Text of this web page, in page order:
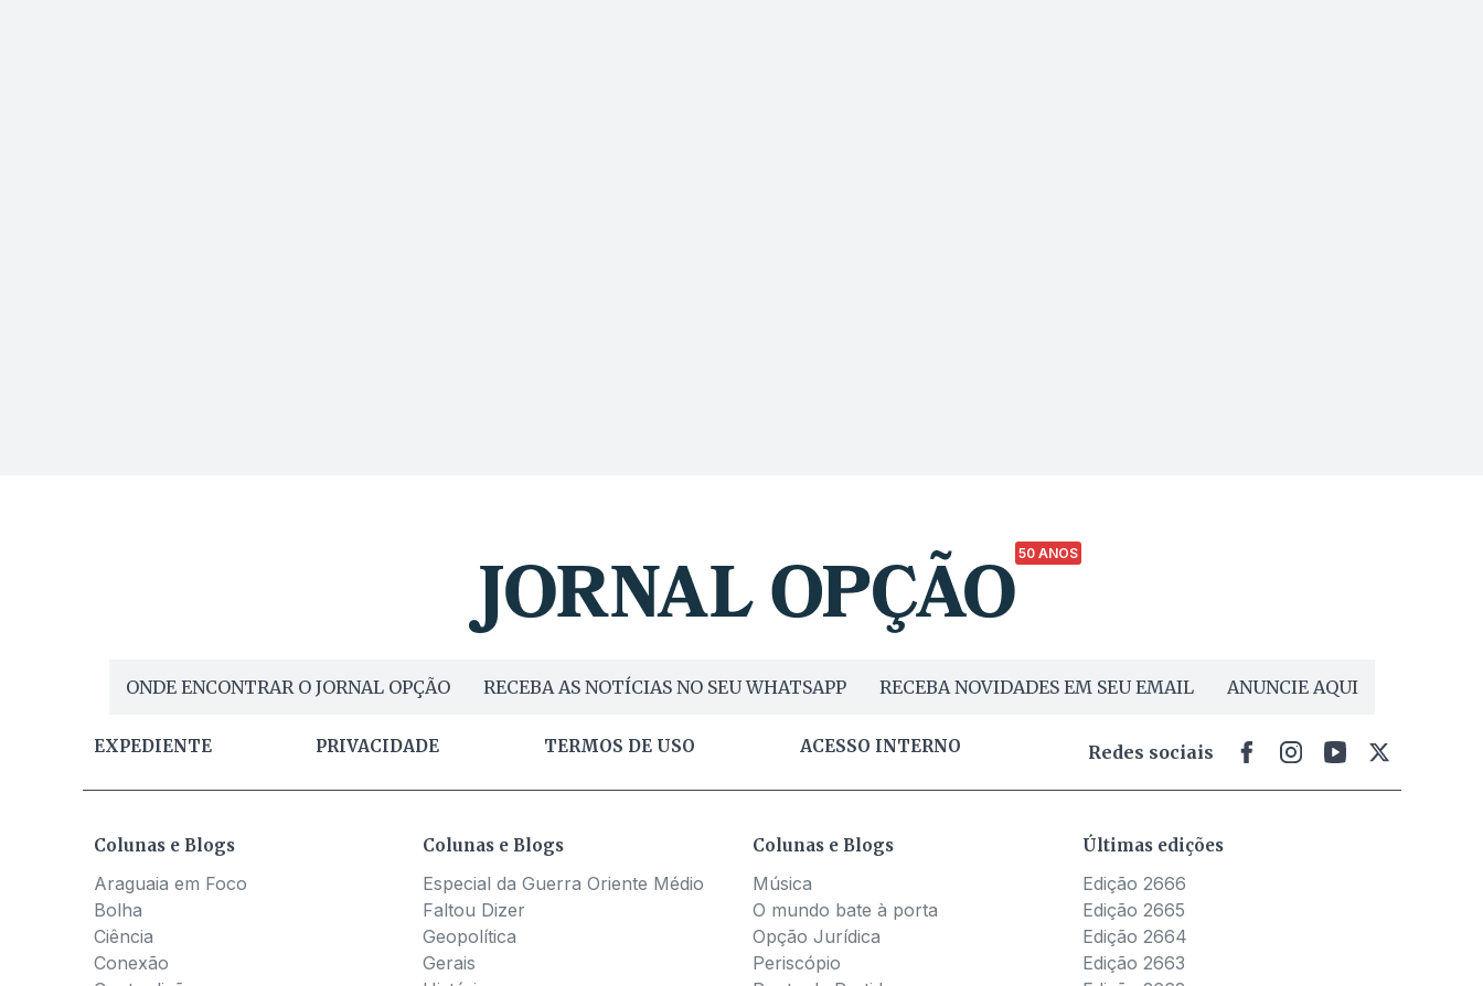
50 ANOS
ONDE ENCONTRAR O JORNAL OPÇÃO RECEBA AS NOTÍCIAS NO SEU WHATSAPP RECEBA NOVIDADES EM SEU EMAIL ANUNCIE AQUI
EXPEDIENTE PRIVACIDADE TERMOS DE USO ACESSO INTERNO Redes sociais
Colunas e Blogs
Araguaia em Foco
Bolha
Ciência
Conexão
Colunas e Blogs
Especial da Guerra Oriente Médio
Faltou Dizer
Geopolítica
Gerais
Colunas e Blogs
Música
O mundo bate à porta
Opção Jurídica
Periscópio
Últimas edições
Edição 2666
Edição 2665
Edição 2664
Edição 2663